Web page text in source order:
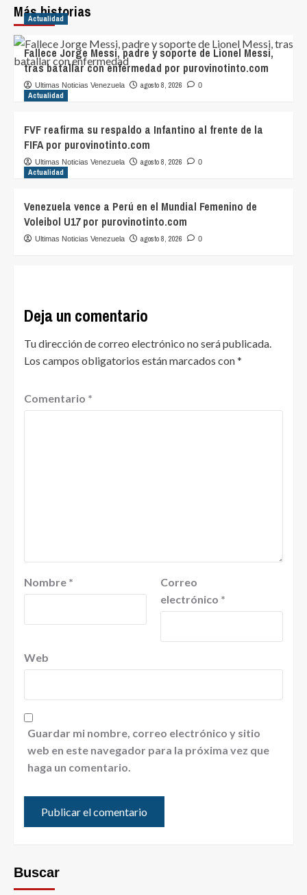
Más historias
Actualidad
Fallece Jorge Messi, padre y soporte de Lionel Messi,
tras batallar con enfermedad por purovinotinto.com
Ultimas Noticias Venezuela agosto 8, 2026 0
Actualidad
FVF reafirma su respaldo a Infantino al frente de la
FIFA por purovinotinto.com
Ultimas Noticias Venezuela agosto 8, 2026 0
Actualidad
Venezuela vence a Perú en el Mundial Femenino de
Voleibol U17 por purovinotinto.com
Ultimas Noticias Venezuela agosto 8, 2026 0
Deja un comentario
Tu dirección de correo electrónico no será publicada.
Los campos obligatorios están marcados con*
Comentario *
Nombre *
Correo
electrónico *
Web
Guardar mi nombre, correo electrónico y sitio
web en este navegador para la próxima vez que
haga un comentario.
Buscar